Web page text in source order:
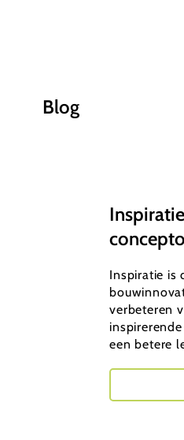
Inspiratie is
verbeteren
een betere
Blog